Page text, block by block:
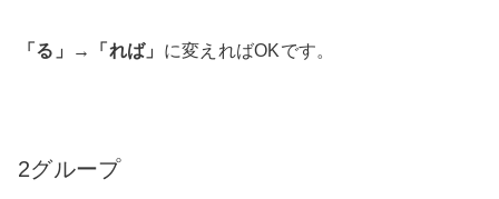
「る」→「れば」 に変えればOKです。
2グループ